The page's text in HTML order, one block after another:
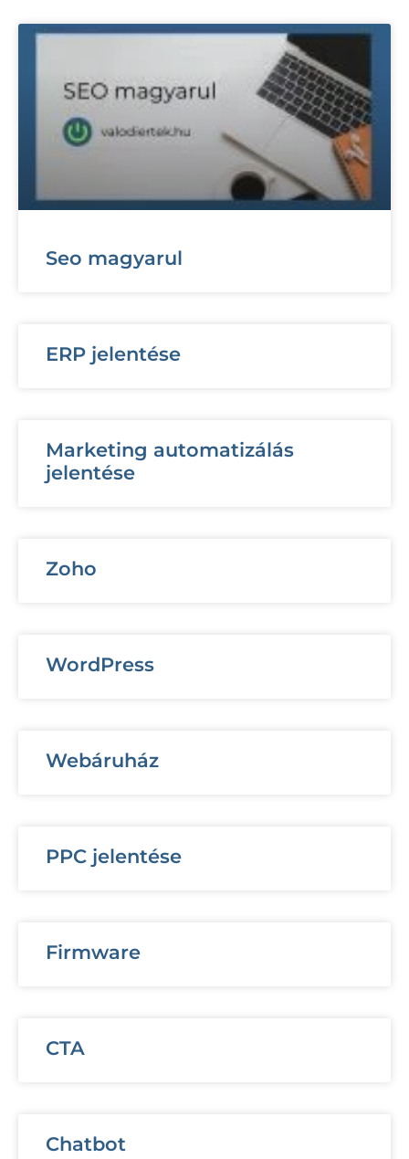
Seo magyarul
ERP jelentése
Marketing automatizálás
jelentése
Zoho
WordPress
Webáruház
PPC jelentése
Firmware
CTA
Chatbot